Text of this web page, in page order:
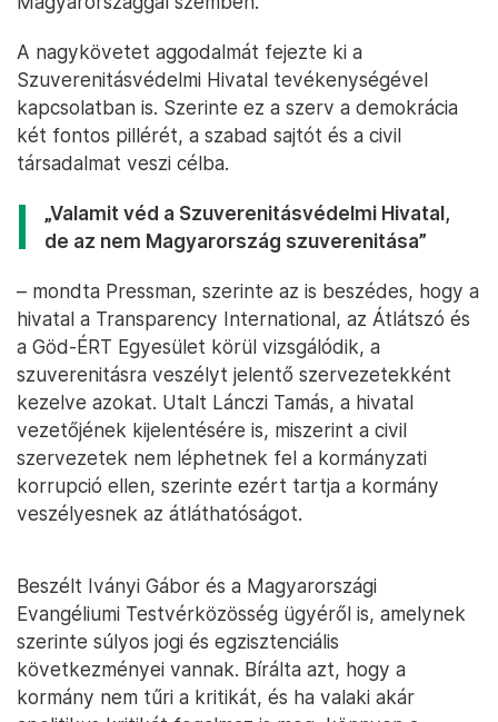
A nagykövetet aggodalmát fejezte ki a
Szuverenitásvédelmi Hivatal tevékenységével
kapcsolatban is. Szerinte ez a szerv a demokrácia
két fontos pillérét, a szabad sajtót és a civil
társadalmat veszi célba.
„Valamit véd a Szuverenitásvédelmi Hivatal,
de az nem Magyarország szuverenitása”
– mondta Pressman, szerinte az is beszédes, hogy a
hivatal a Transparency International, az Átlátszó és
a Göd-ÉRT Egyesület körül vizsgálódik, a
szuverenitásra veszélyt jelentő szervezetekként
kezelve azokat. Utalt Lánczi Tamás, a hivatal
vezetőjének kijelentésére is, miszerint a civil
szervezetek nem léphetnek fel a kormányzati
korrupció ellen, szerinte ezért tartja a kormány
veszélyesnek az átláthatóságot.
Beszélt Iványi Gábor és a Magyarországi
Evangéliumi Testvérközösség ügyéről is, amelynek
szerinte súlyos jogi és egzisztenciális
következményei vannak. Bírálta azt, hogy a
kormány nem tűri a kritikát, és ha valaki akár